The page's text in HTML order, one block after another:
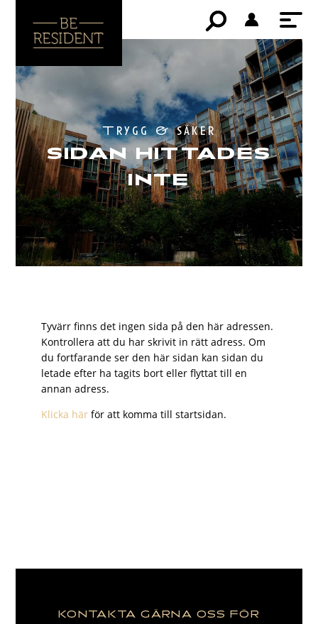
Trygg & säker
SIDAN HITTADES
INTE
Tyvärr finns det ingen sida på den här adressen.
Kontrollera att du har skrivit in rätt adress. Om
du fortfarande ser den här sidan kan sidan du
letade efter ha tagits bort eller flyttat till en
annan adress.
Klicka här för att komma till startsidan.
KONTAKTA GÄRNA OSS FÖR